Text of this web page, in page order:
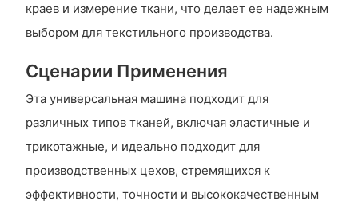
краев и измерение ткани, что делает ее надежным
выбором для текстильного производства.
Сценарии Применения
Эта универсальная машина подходит для
различных типов тканей, включая эластичные и
трикотажные, и идеально подходит для
производственных цехов, стремящихся к
эффективности, точности и высококачественным